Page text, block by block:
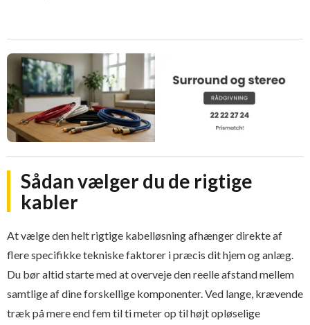
Sådan vælger du de rigtige
kabler
At vælge den helt rigtige kabelløsning afhænger direkte af
flere specifikke tekniske faktorer i præcis dit hjem og anlæg.
Du bør altid starte med at overveje den reelle afstand mellem
samtlige af dine forskellige komponenter. Ved lange, krævende
træk på mere end fem til ti meter op til højt opløselige